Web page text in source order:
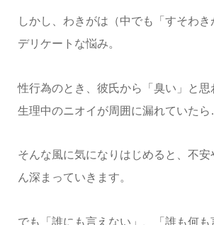
しかし、わきがは（中でも「すそわ
デリケートな悩み。
性行為のとき、彼氏から「臭い」と
生理中のニオイが周囲に漏れていた
そんな風に気になりはじめると、不
ん深まっていきます。
でも「誰にも言えない」、「誰も何も